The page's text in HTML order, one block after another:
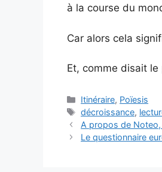
à la course du
Car alors cela
Et, comme disait
Catégories
Itinéraire, Poïesis
Étiquettes
décroissance,
A propos de
Le questionnaire